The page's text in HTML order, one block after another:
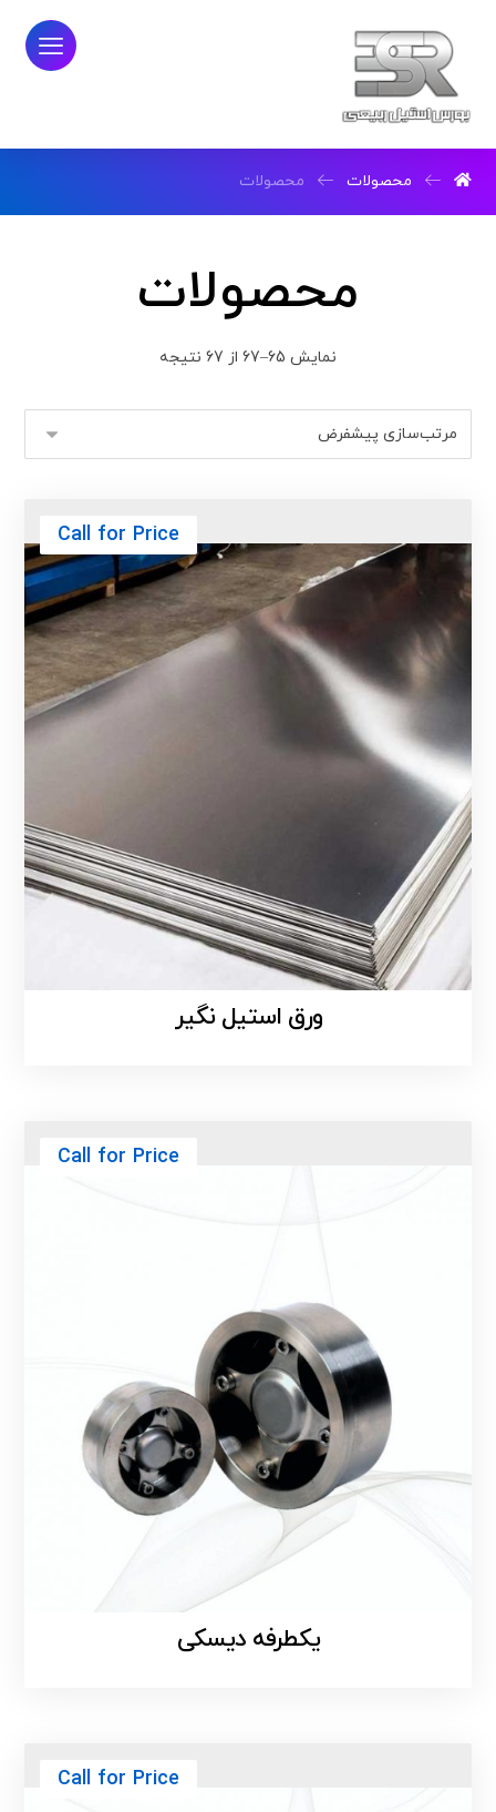
محصولات محصولات
محصولات
نمایش 65–67 از 67 نتیجه
ورق استیل نگیر
Call for Price
یکطرفه دیسکی
Call for Price
Call for Price